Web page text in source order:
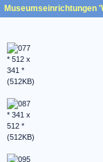
Museumseinrichtungen